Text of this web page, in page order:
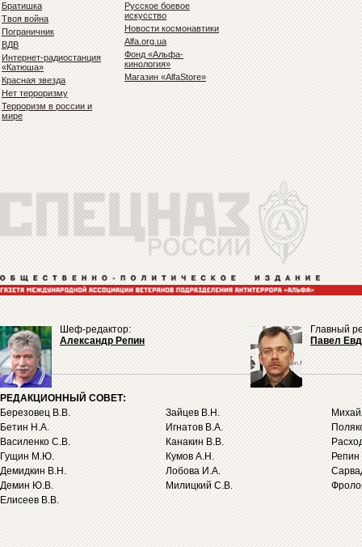
Братишка
Твоя война
Пограничник
ВДВ
Интернет-радиостанция
«Катюша»
Красная звезда
Нет терроризму
Терроризм в россии и
мире
Русское боевое
искусство
Новости космонавтики
Alfa.org.ua
Фонд «Альфа-
кинология»
Магазин «AlfaStore»
Шеф-редактор:
Александр Репин
Главный
Павел
РЕДАКЦИОННЫЙ СОВЕТ:
Березовец В.В.
Бетин Н.А.
Василенко С.В.
Гущин М.Ю.
Демидкин В.Н.
Демин Ю.В.
Елисеев В.В.
Зайцев В.Н.
Игнатов В.А.
Канакин В.В.
Кумов А.Н.
Лобова И.А.
Милицкий С.В.
Репин